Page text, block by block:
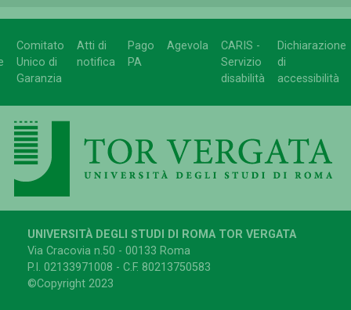
Comitato
Unico di
Garanzia
Atti di
notifica
Pago
PA
Agevola
CARIS -
Servizio
disabilità
Dichiarazione
di
accessibilità
UNIVERSITÀ DEGLI STUDI DI ROMA TOR VERGATA
Via Cracovia n.50 - 00133 Roma
P.I. 02133971008 - C.F. 80213750583
©Copyright 2023